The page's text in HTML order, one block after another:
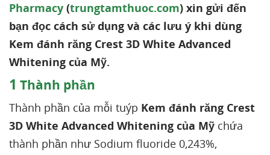
Pharmacy (trungtamthuoc.com) xin gửi đến
bạn đọc cách sử dụng và các lưu ý khi dùng
Kem đánh răng Crest 3D White Advanced
Whitening của Mỹ.
1 Thành phần
Thành phần của mỗi tuýp Kem đánh răng Crest
3D White Advanced Whitening của Mỹ chứa
thành phần như Sodium fluoride 0,243%,